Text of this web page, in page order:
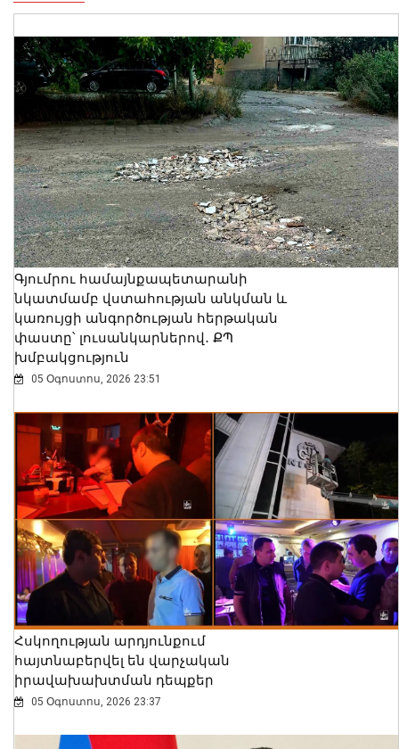
Գյումրու համայնքապետարանի
նկատմամբ վստահության անկման և
կառույցի անգործության հերթական
փաստը՝ լուսանկարներով․ ՔՊ
խմբակցություն
05 Օգոստոս, 2026 23:51
Հսկողության արդյունքում
հայտնաբերվել են վարչական
իրավախախտման դեպքեր
05 Օգոստոս, 2026 23:37